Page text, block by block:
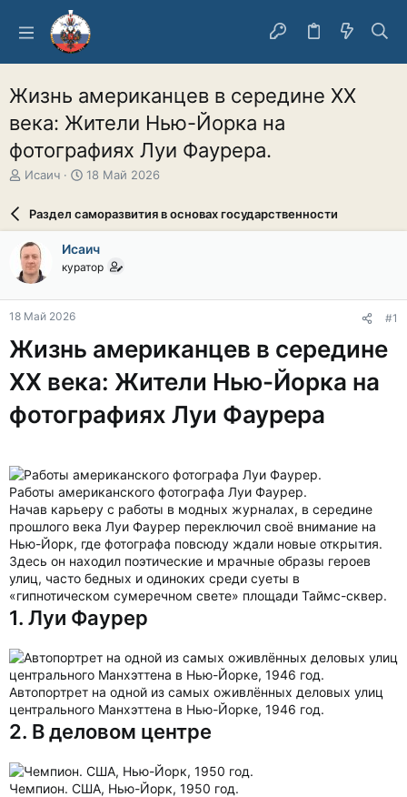
Жизнь американцев в середине XX
века: Жители Нью-Йорка на
фотографиях Луи Фаурера.
А
о
р
т
е
м
ы
Исаич
Д
а
а
ч
л
18 Май 2026
Раздел саморазвития в основах государственности
Исаич
куратор
18 Май 2026 #1
Жизнь американцев в середине
XX века: Жители Нью-Йорка на
фотографиях Луи Фаурера
Работы американского фотографа Луи Фаурер.
Начав карьеру с работы в модных журналах, в середине
прошлого века Луи Фаурер переключил своё внимание на
Нью-Йорк, где фотографа повсюду ждали новые открытия.
Здесь он находил поэтические и мрачные образы героев
улиц, часто бедных и одиноких среди суеты в
«гипнотическом сумеречном свете» площади Таймс-сквер.
1. Луи Фаурер
Автопортрет на одной из самых оживлённых деловых улиц
центрального Манхэттена в Нью-Йорке, 1946 год.
2. В деловом центре
Чемпион. США, Нью-Йорк, 1950 год.